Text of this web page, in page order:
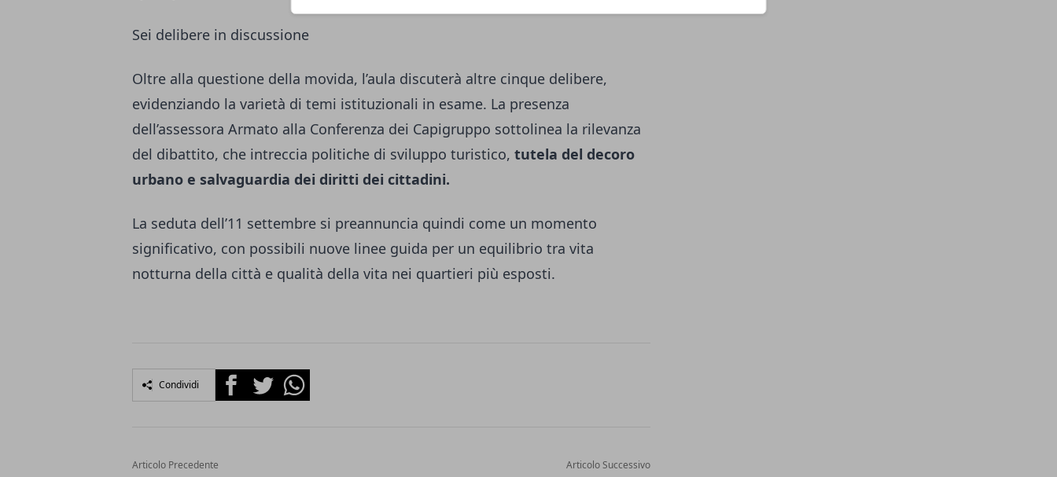
Sei delibere in discussione
Oltre alla questione della movida, l’aula discuterà altre cinque delibere,
evidenziando la varietà di temi istituzionali in esame. La presenza
dell’assessora Armato alla Conferenza dei Capigruppo sottolinea la rilevanza
del dibattito, che intreccia politiche di sviluppo turistico, tutela del decoro
urbano e salvaguardia dei diritti dei cittadini.
La seduta dell’11 settembre si preannuncia quindi come un momento
significativo, con possibili nuove linee guida per un equilibrio tra vita
notturna della città e qualità della vita nei quartieri più esposti.
Condividi FacebookTwitterWhatsapp
Articolo Precedente Articolo Successivo